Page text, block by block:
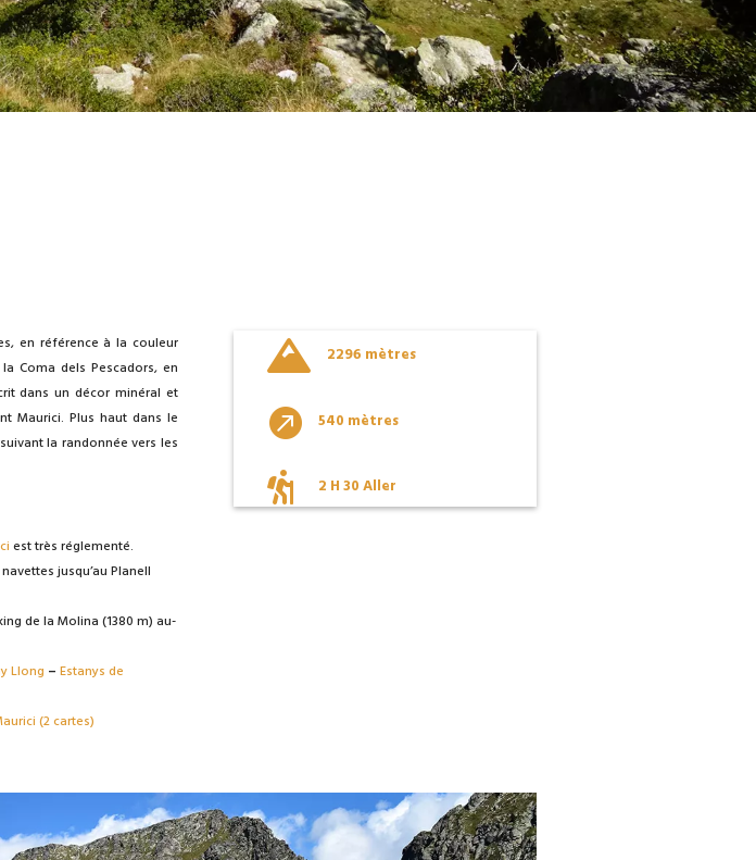
en référence à la couleur
Coma dels Pescadors, en
dans un décor minéral et
Maurici. Plus haut dans le
la randonnée vers les
est très réglementé.
jusqu’au Planell
de la Molina (1380 m) au-
Llong – Estanys de
(2 cartes)
 2296 mètres
 540 mètres
 2 H 30 Aller